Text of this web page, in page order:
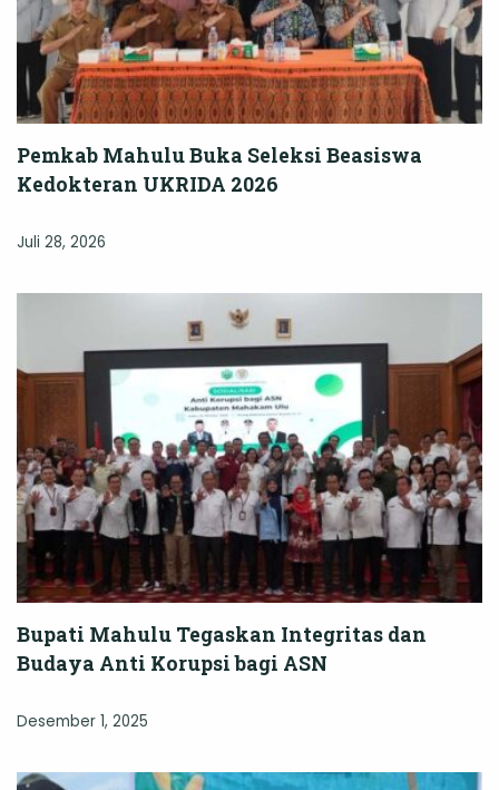
Pemkab Mahulu Buka Seleksi Beasiswa
Kedokteran UKRIDA 2026
Juli 28, 2026
Bupati Mahulu Tegaskan Integritas dan
Budaya Anti Korupsi bagi ASN
Desember 1, 2025